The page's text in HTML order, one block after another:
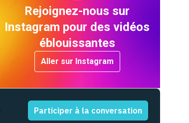
Rejoignez-nous sur
Instagram pour des vidéos
éblouissantes
Aller sur Instagram
Participer à la conversation